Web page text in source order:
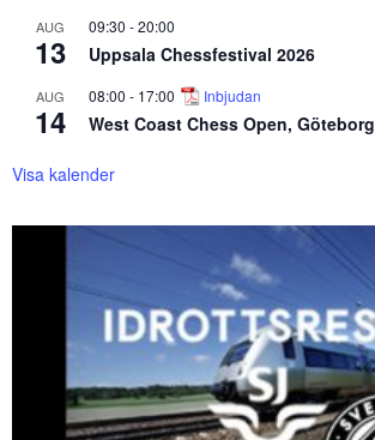
AUG
13
09:30 -20:00
Uppsala Chessfestival 2026
AUG
14
08:00 - 17:00 Inbjudan
West Coast Chess Open, Göteborg
Visa kalender